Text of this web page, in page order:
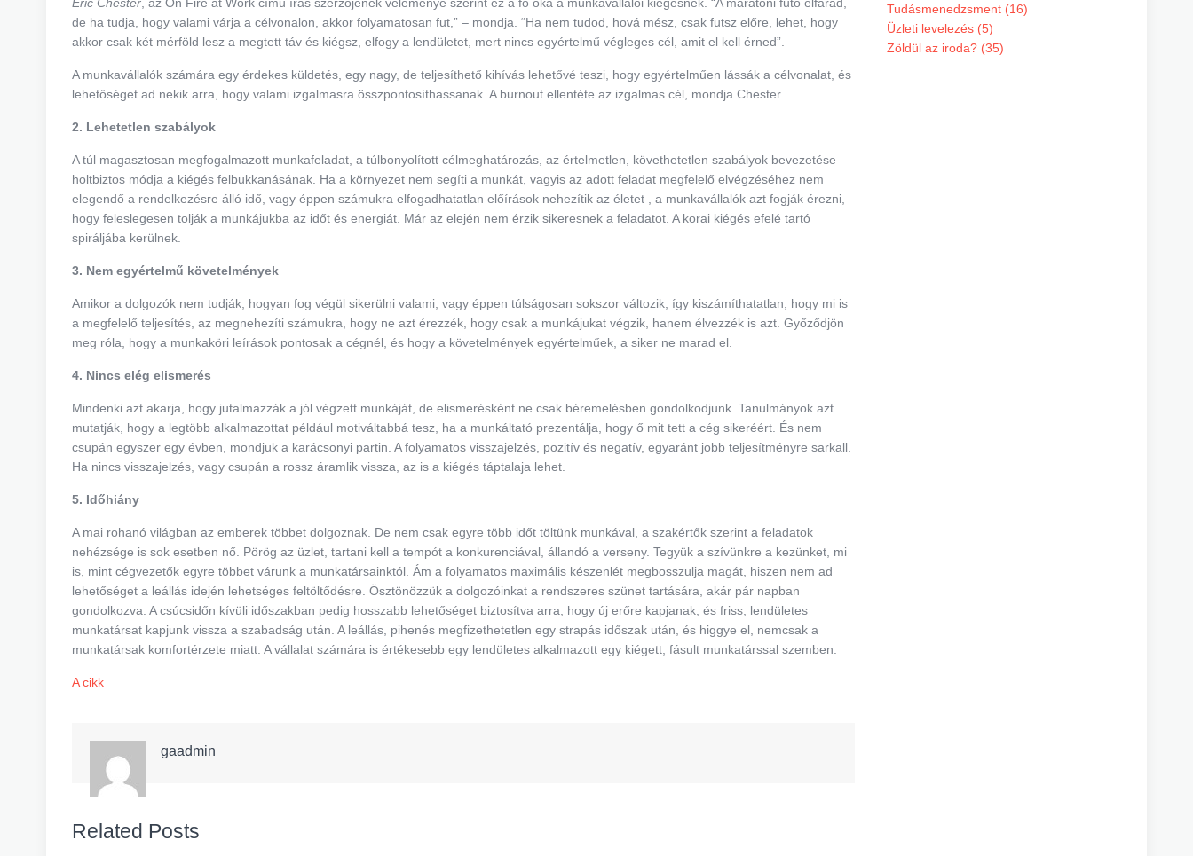
de ha tudja, hogy valami várja a célvonalon, akkor folyamatosan fut,” – mondja. “Ha nem tudod, hová mész, csak futsz előre, lehet, hogy
akkor csak két mérföld lesz a megtett táv és kiégsz, elfogy a lendületet, mert nincs egyértelmű végleges cél, amit el kell érned”.
A munkavállalók számára egy érdekes küldetés, egy nagy, de teljesíthető kihívás lehetővé teszi, hogy egyértelműen lássák a célvonalat, és
lehetőséget ad nekik arra, hogy valami izgalmasra összpontosíthassanak. A burnout ellentéte az izgalmas cél, mondja Chester.
2. Lehetetlen szabályok
A túl magasztosan megfogalmazott munkafeladat, a túlbonyolított célmeghatározás, az értelmetlen, követhetetlen szabályok bevezetése
holtbiztos módja a kiégés felbukkanásának. Ha a környezet nem segíti a munkát, vagyis az adott feladat megfelelő elvégzéséhez nem
elegendő a rendelkezésre álló idő, vagy éppen számukra elfogadhatatlan előírások nehezítik az életet , a munkavállalók azt fogják érezni,
hogy feleslegesen tolják a munkájukba az időt és energiát. Már az elején nem érzik sikeresnek a feladatot. A korai kiégés efelé tartó
spiráljába kerülnek.
3. Nem egyértelmű követelmények
Amikor a dolgozók nem tudják, hogyan fog végül sikerülni valami, vagy éppen túlságosan sokszor változik, így kiszámíthatatlan, hogy mi is
a megfelelő teljesítés, az megnehezíti számukra, hogy ne azt érezzék, hogy csak a munkájukat végzik, hanem élvezzék is azt. Győződjön
meg róla, hogy a munkaköri leírások pontosak a cégnél, és hogy a követelmények egyértelműek, a siker ne marad el.
4. Nincs elég elismerés
Mindenki azt akarja, hogy jutalmazzák a jól végzett munkáját, de elismerésként ne csak béremelésben gondolkodjunk. Tanulmányok azt
mutatják, hogy a legtöbb alkalmazottat például motiváltabbá tesz, ha a munkáltató prezentálja, hogy ő mit tett a cég sikeréért. És nem
csupán egyszer egy évben, mondjuk a karácsonyi partin. A folyamatos visszajelzés, pozitív és negatív, egyaránt jobb teljesítményre sarkall.
Ha nincs visszajelzés, vagy csupán a rossz áramlik vissza, az is a kiégés táptalaja lehet.
5. Időhiány
A mai rohanó világban az emberek többet dolgoznak. De nem csak egyre több időt töltünk munkával, a szakértők szerint a feladatok
nehézsége is sok esetben nő. Pörög az üzlet, tartani kell a tempót a konkurenciával, állandó a verseny. Tegyük a szívünkre a kezünket, mi
is, mint cégvezetők egyre többet várunk a munkatársainktól. Ám a folyamatos maximális készenlét megbosszulja magát, hiszen nem ad
lehetőséget a leállás idején lehetséges feltöltődésre. Ösztönözzük a dolgozóinkat a rendszeres szünet tartására, akár pár napban
gondolkozva. A csúcsidőn kívüli időszakban pedig hosszabb lehetőséget biztosítva arra, hogy új erőre kapjanak, és friss, lendületes
munkatársat kapjunk vissza a szabadság után. A leállás, pihenés megfizethetetlen egy strapás időszak után, és higgye el, nemcsak a
munkatársak komfortérzete miatt. A vállalat számára is értékesebb egy lendületes alkalmazott egy kiégett, fásult munkatárssal szemben.
A cikk
gaadmin
Related Posts
Tudásmenedzsment (16)
Üzleti levelezés (5)
Zöldül az iroda? (35)